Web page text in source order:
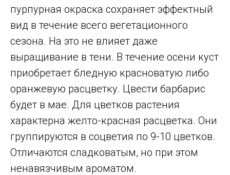
пурпурная окраска сохраняет эффектный
вид в течение всего вегетационного
сезона. На это не влияет даже
выращивание в тени. В течение осени куст
приобретает бледную красноватую либо
оранжевую расцветку. Цвести барбарис
будет в мае. Для цветков растения
характерна желто-красная расцветка. Они
группируются в соцветия по 9-10 цветков.
Отличаются сладковатым, но при этом
ненавязчивым ароматом.